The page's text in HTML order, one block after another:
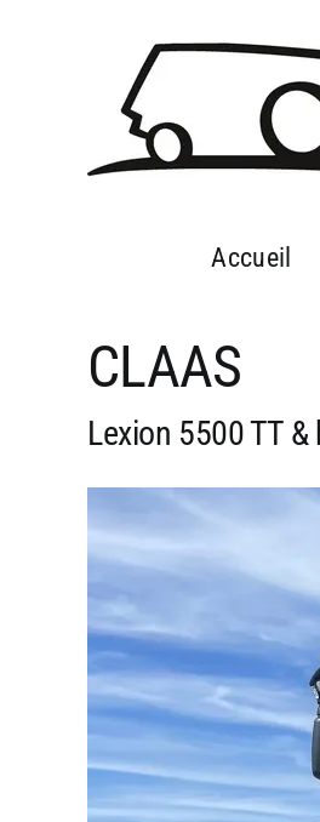
Accueil
CLAAS
Lexion 5500 TT